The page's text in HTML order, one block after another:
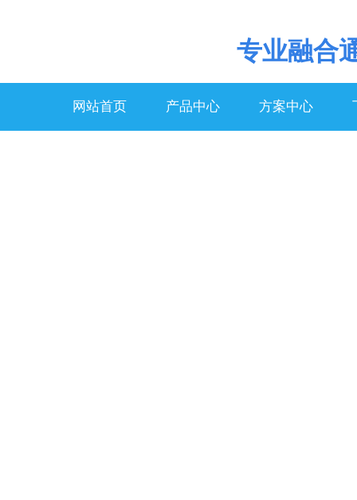
专业融合
网站首页 产品中心 方案中心